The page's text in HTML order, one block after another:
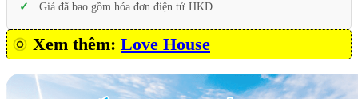
Giá đã bao gồm hóa đơn điện tử HKD
Xem thêm: Love House